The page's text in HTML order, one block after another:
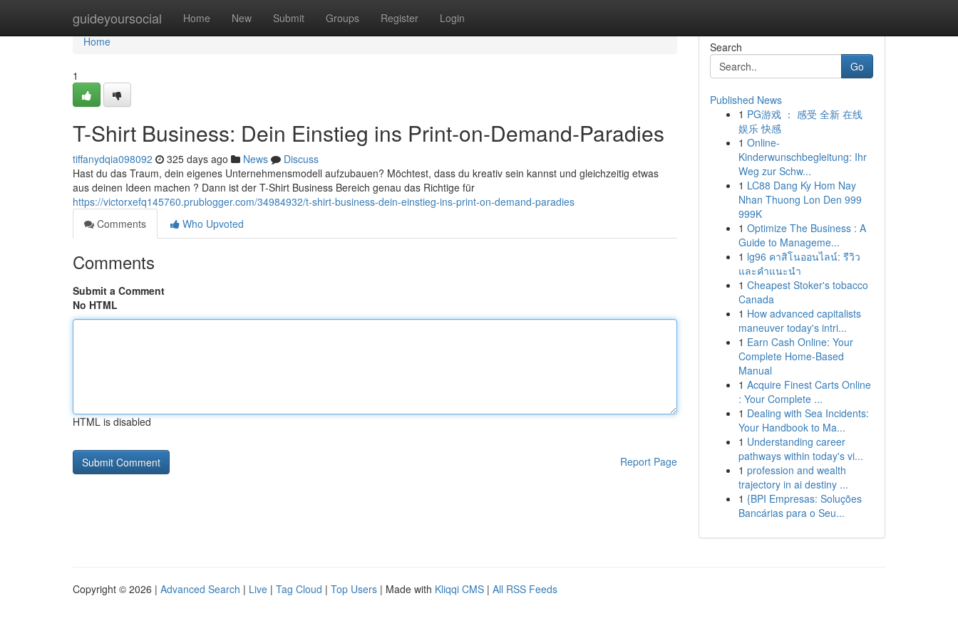
guideyoursocial Home New Submit Groups Register Login
Home
Home
1
T-Shirt Business: Dein Einstieg ins Print-on-Demand-Paradies
tiffanydqia098092 325 days ago News
Discuss
Hast du das Traum, dein eigenes Unternehmensmodell aufzubauen? Möchtest, dass du kreativ sein kannst und gleichzeitig etwas
aus deinen Ideen machen ? Dann ist der T-Shirt Business Bereich genau das Richtige für
https://victorxefq145760.prublogger.com/34984932/t-shirt-business-dein-einstieg-ins-print-on-demand-paradies
Comments
Who Upvoted
Comments
Submit a Comment
No HTML
HTML is disabled
Report Page
Search
Go
Published News
1 PG游戏 ： 感受 全新 在线
娱乐 快感
1 Online-
Kinderwunschbegleitung: Ihr
Weg zur Schw...
1 LC88 Dang Ky Hom Nay
Nhan Thuong Lon Den 999
999K
1 Optimize The Business : A
Guide to Manageme...
1 lg96 คาสิโนออนไลน์: รีวิว
และคำแนะนำ
1 Cheapest Stoker's tobacco
Canada
1 How advanced capitalists
maneuver today's intri...
1 Earn Cash Online: Your
Complete Home-Based
Manual
1 Acquire Finest Carts Online
: Your Complete ...
1 Dealing with Sea Incidents:
Your Handbook to Ma...
1 Understanding career
pathways within today's vi...
1 profession and wealth
trajectory in ai destiny ...
1 {BPI Empresas: Soluções
Bancárias para o Seu...
Copyright © 2026 | Advanced Search | Live | Tag Cloud | Top Users | Made with Kliqqi CMS | All RSS Feeds